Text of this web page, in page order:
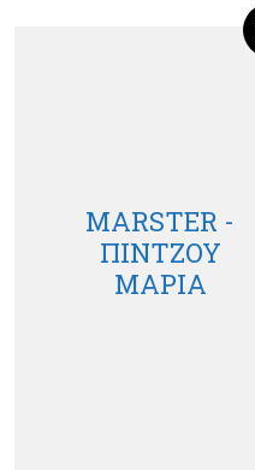
MARSTER -
ΠΙΝΤΖΟΥ
ΜΑΡΙΑ